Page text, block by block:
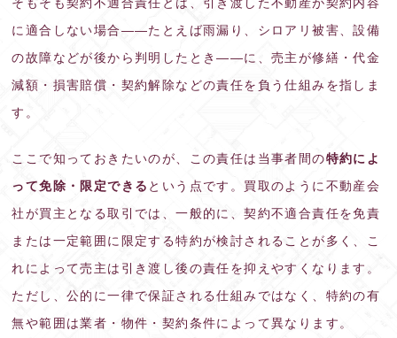
に適合しない場合——たとえば雨漏り、シロアリ被害、設備
の故障などが後から判明したとき——に、売主が修繕・代金
減額・損害賠償・契約解除などの責任を負う仕組みを指しま
す。
ここで知っておきたいのが、この責任は当事者間の特約によ
って免除・限定できる という点です。買取のように不動産会
社が買主となる取引では、一般的に、契約不適合責任を免責
または一定範囲に限定する特約が検討されることが多く、こ
れによって売主は引き渡し後の責任を抑えやすくなります。
ただし、公的に一律で保証される仕組みではなく、特約の有
無や範囲は業者・物件・契約条件によって異なります。